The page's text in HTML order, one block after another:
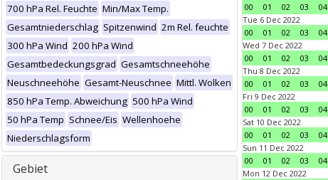
700 hPa Rel. Feuchte Min/Max Temp.
Gesamtniederschlag Spitzenwind 2m Rel. feuchte
300 hPa Wind 200 hPa Wind
Gesamtbedeckungsgrad Gesamtschneehöhe
Neuschneehöhe Gesamt-Neuschnee Mittl. Wolken
850 hPa Temp. Abweichung 500 hPa Wind
50 hPa Temp Schnee/Eis Wellenhoehe
Niederschlagsform
Gebiet
00
01 02 03 04
Tue 6 Dec 2022
00
01 02 03 04
Wed 7 Dec 2022
00
01 02 03 04
Thu 8 Dec 2022
00
01 02 03 04
Fri 9 Dec 2022
00
01 02 03 04
Sat 10 Dec 2022
00
01 02 03 04
Sun 11 Dec 2022
00
01 02 03 04
Mon 12 Dec 2022